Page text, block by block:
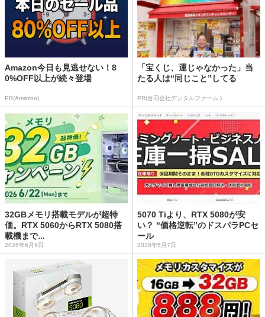
Amazon今日も見逃せない！8
0%OFF以上が続々登場
PR(Amazon)
「宝くじ、運じゃなかった」当
たる人は“同じこと”してる
PR(合同会社デジタルファーム )
32GBメモリ搭載モデルが超特
価。RTX 5060からRTX 5080搭
載機まで...
2026年6月9日
5070 Tiより、RTX 5080が安
い？ “価格逆転”のドスパラPCセ
ール
2026年5月7日